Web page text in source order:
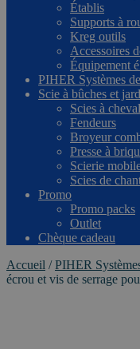
Établis
Supports à
Kreg outils
Accessoires
Équipement
PIHER Systèmes
Scie à bûches et
Scies à
Fendeurs
Broyeur
Presse à
Scierie
Scies de
Promo
Promo packs
Outlet
Chèque cadeau
Accueil /PIHER
écrou et vis de serrage